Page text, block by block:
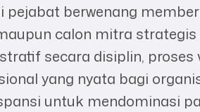
pejabat berwenang
calon mitra
secara disiplin, proses
yang nyata bagi
untuk mendominasi